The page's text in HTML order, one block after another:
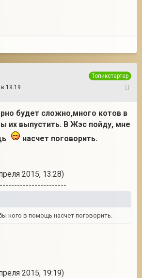
Топикстартер
19:19
будет сложно,много котов в
их выпустить. В Жэс пойду, мне
насчет поговорить.
2015, 13:28)
кого в помощь насчет поговорить.
2015, 19:19)